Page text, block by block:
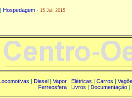
Hospedagem - 15 Jul. 2015
| Diesel | Vapor | Elétricas | Carros |
Ferreosfera| Livros | Documentação|